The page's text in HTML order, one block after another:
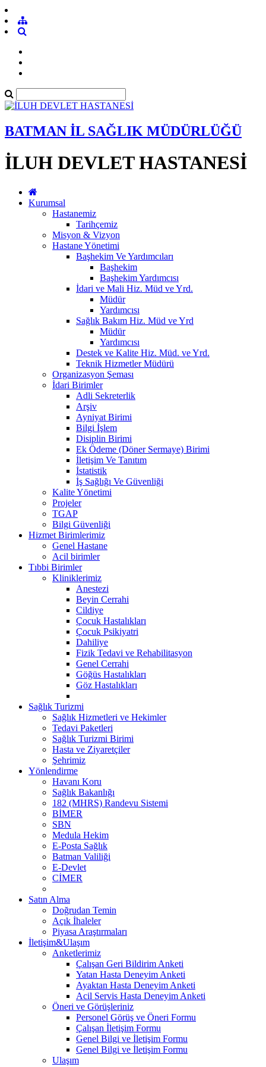
BATMAN İL SAĞLIK MÜDÜRLÜĞÜ
İLUH DEVLET HASTANESİ
Kurumsal
Hastanemiz
Tarihçemiz
Misyon & Vizyon
Hastane Yönetimi
Başhekim Ve Yardımcıları
Başhekim
Başhekim Yardımcısı
İdari ve Mali Hiz. Müd ve Yrd.
Müdür
Yardımcısı
Sağlık Bakım Hiz. Müd ve Yrd
Müdür
Yardımcısı
Destek ve Kalite Hiz. Müd. ve Yrd.
Teknik Hizmetler Müdürü
Organizasyon Şeması
İdari Birimler
Adli Sekreterlik
Arşiv
Ayniyat Birimi
Bilgi İşlem
Disiplin Birimi
Ek Ödeme (Döner Sermaye) Birimi
İletişim Ve Tanıtım
İstatistik
İş Sağlığı Ve Güvenliği
Kalite Yönetimi
Projeler
TGAP
Bilgi Güvenliği
Hizmet Birimlerimiz
Genel Hastane
Acil birimler
Tıbbi Birimler
Kliniklerimiz
Anestezi
Beyin Cerrahi
Cildiye
Çocuk Hastalıkları
Çocuk Psikiyatri
Dahiliye
Fizik Tedavi ve Rehabilitasyon
Genel Cerrahi
Göğüs Hastalıkları
Göz Hastalıkları
Sağlık Turizmi
Sağlık Hizmetleri ve Hekimler
Tedavi Paketleri
Sağlık Turizmi Birimi
Hasta ve Ziyaretçiler
Şehrimiz
Yönlendirme
Havanı Koru
Sağlık Bakanlığı
182 (MHRS) Randevu Sistemi
BİMER
SBN
Medula Hekim
E-Posta Sağlık
Batman Valiliği
E-Devlet
CİMER
Satın Alma
Doğrudan Temin
Açık İhaleler
Piyasa Araştırmaları
İletişim&Ulaşım
Anketlerimiz
Çalışan Geri Bildirim Anketi
Yatan Hasta Deneyim Anketi
Ayaktan Hasta Deneyim Anketi
Acil Servis Hasta Deneyim Anketi
Öneri ve Görüşleriniz
Personel Görüş ve Öneri Formu
Çalışan İletişim Formu
Genel Bilgi ve İletişim Formu
Genel Bilgi ve İletişim Formu
Ulaşım